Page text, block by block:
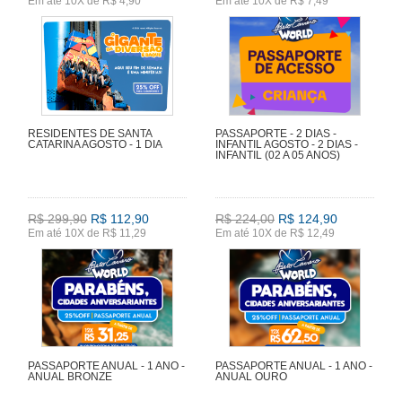
RESIDENTES DE SANTA
CATARINA AGOSTO - 1 DIA
R$ 299,90 R$ 112,90
Em até 10X de R$ 11,29
PASSAPORTE - 2 DIAS -
INFANTIL AGOSTO - 2 DIAS -
INFANTIL (02 A 05 ANOS)
R$ 224,00 R$ 124,90
Em até 10X de R$ 12,49
PASSAPORTE ANUAL - 1 ANO -
ANUAL BRONZE
PASSAPORTE ANUAL - 1 ANO -
ANUAL OURO